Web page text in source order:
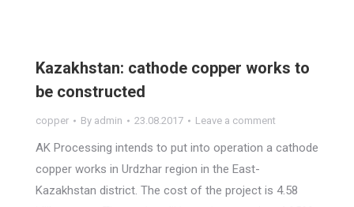
Kazakhstan: cathode copper works to
be constructed
copper By admin 23.08.2017 Leave a comment
AK Processing intends to put into operation a cathode
copper works in Urdzhar region in the East-
Kazakhstan district. The cost of the project is 4.58